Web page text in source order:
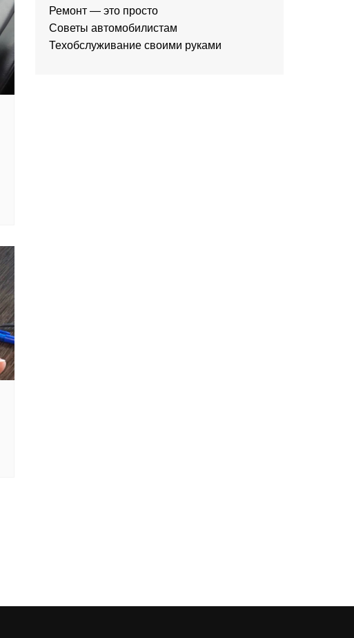
Ремонт — это просто
Советы автомобилистам
Техобслуживание своими руками